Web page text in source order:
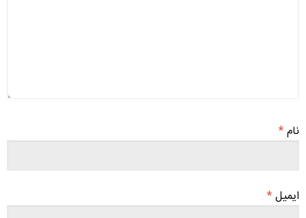
نام*
ایمیل*